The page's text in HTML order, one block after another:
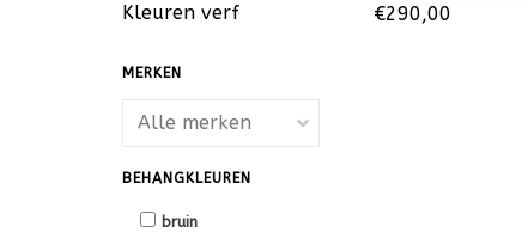
Kleuren verf
MERKEN
BEHANGKLEUREN
bruin
€290,00